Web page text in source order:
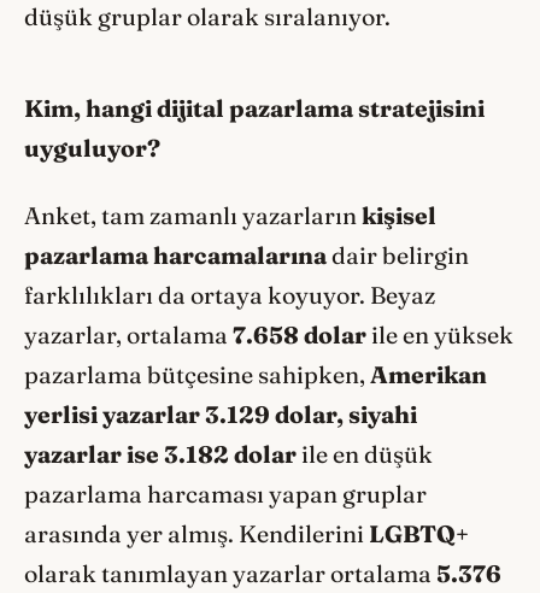
düşük gruplar olarak sıralanıyor.
Kim, hangi dijital pazarlama stratejisini
uyguluyor?
Anket, tam zamanlı yazarlarınkişisel
pazarlama harcamalarınadair belirgin
farklılıkları da ortaya koyuyor. Beyaz
yazarlar, ortalama 7.658 dolar ile en yüksek
pazarlama bütçesine sahipken, Amerikan
yerlisi yazarlar 3.129 dolar, siyahi
yazarlar ise 3.182 dolar ile en düşük
pazarlama harcaması yapan gruplar
arasında yer almış. Kendilerini LGBTQ+
olarak tanımlayan yazarlar ortalama 5.376